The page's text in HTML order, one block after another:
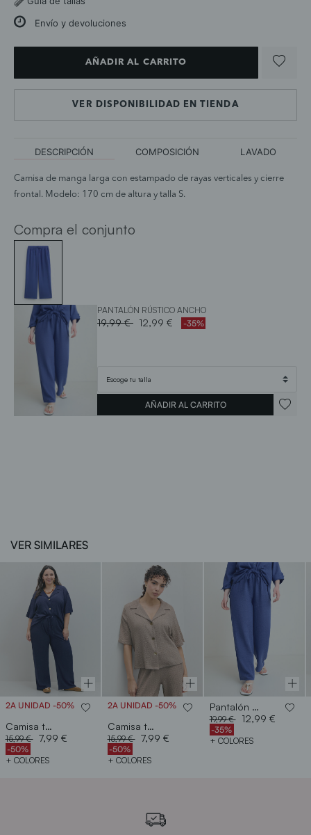
Envío y devoluciones
AÑADIR AL CARRITO
VER DISPONIBILIDAD EN TIENDA
DESCRIPCIÓN COMPOSICIÓN LAVADO
Camisa de manga larga con estampado de rayas verticales y cierre
frontal. Modelo: 170 cm de altura y talla S.
Compra el conjunto
PANTALÓN RÚSTICO ANCHO
Price reduced from
19,99 €to12,99 € -35%
AÑADIR AL CARRITO
VER SIMILARES
2A UNIDAD -50%
Camisa textura
Price reduced from
15,99 €to7,99 €
-50%
+ COLORES
2A UNIDAD -50%
Camisa textura
Price reduced from
15,99 €to7,99 €
-50%
+ COLORES
Pantalón rústico ancho
Price reduced from
19,99 €to12,99 €
-35%
+ COLORES